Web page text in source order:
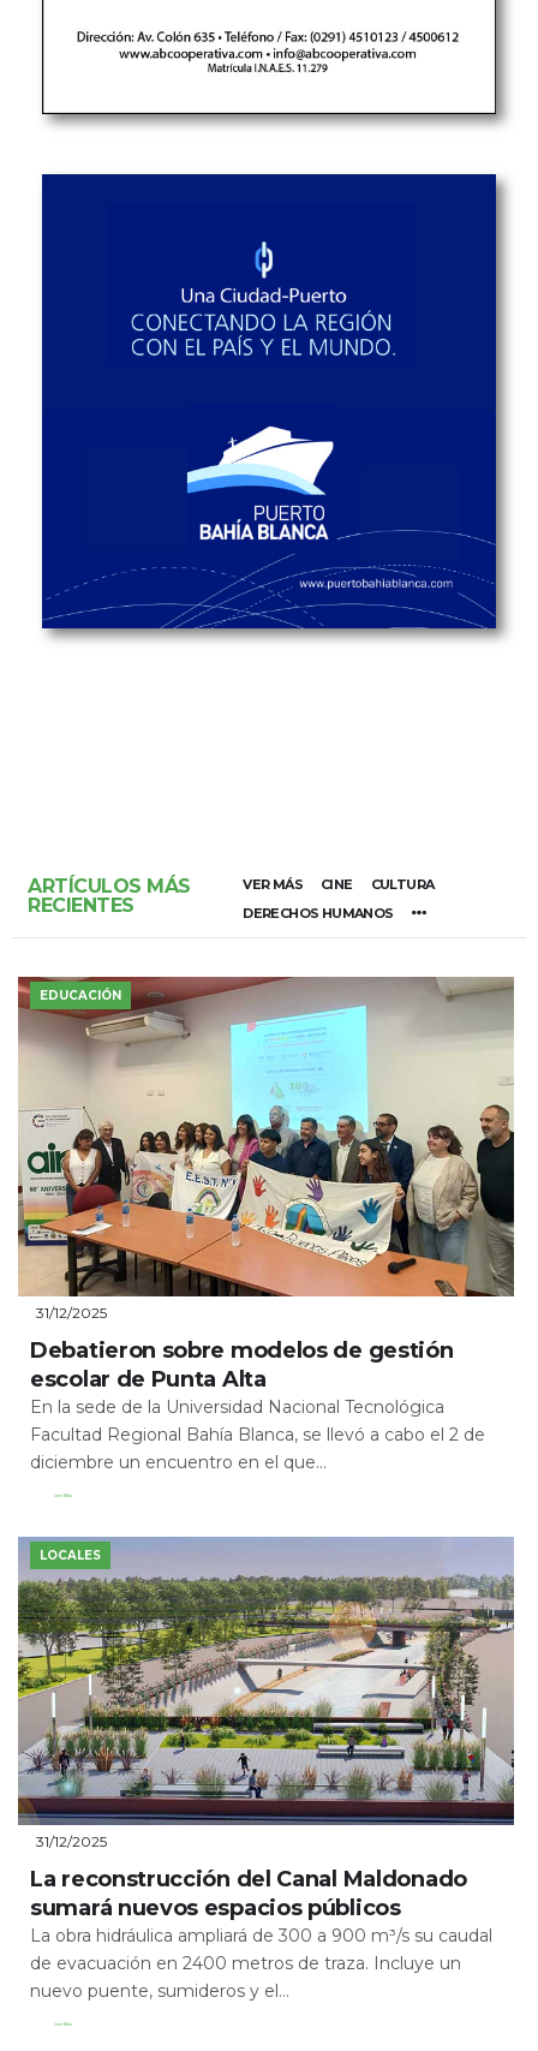
ARTÍCULOS MÁS
RECIENTES
VER MÁS CINE
CULTURA
DERECHOS HUMANOS
EDUCACIÓN
31/12/2025
Debatieron sobre modelos de gestión
escolar de Punta Alta
En la sede de la Universidad Nacional Tecnológica
Facultad Regional Bahía Blanca, se llevó a cabo el 2 de
diciembre un encuentro en el que...
Leer Más
LOCALES
31/12/2025
La reconstrucción del Canal Maldonado
sumará nuevos espacios públicos
La obra hidráulica ampliará de 300 a 900 m³/s su caudal
de evacuación en 2400 metros de traza. Incluye un
nuevo puente, sumideros y el...
Leer Más